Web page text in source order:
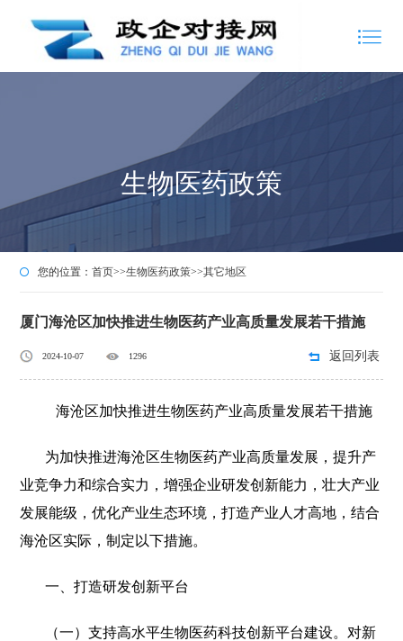
生物医药政策
您的位置：首页>>生物医药政策>>其它地区
厦门海沧区加快推进生物医药产业高质量发展若干措施
2024-10-07 1296 返回列表
海沧区加快推进生物医药产业高质量发展若干措施
为加快推进海沧区生物医药产业高质量发展，提升产
业竞争力和综合实力，增强企业研发创新能力，壮大产业
发展能级，优化产业生态环境，打造产业人才高地，结合
海沧区实际，制定以下措施。
一、打造研发创新平台
（一）支持高水平生物医药科技创新平台建设。对新